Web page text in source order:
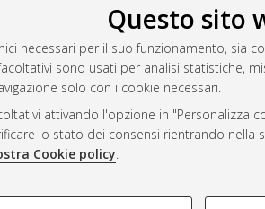
Questo sito
necessari per il suo funzionamento,
sono usati per analisi statistiche,
solo con i cookie necessari.
attivando l'opzione in
lo stato dei consensi rientrando nella
Cookie policy.
doi.org/10.17616/R3P19R
implementato e gestito da
AlmaDL
Cookie
sulla privacy
d'uso del sito
policies del repository